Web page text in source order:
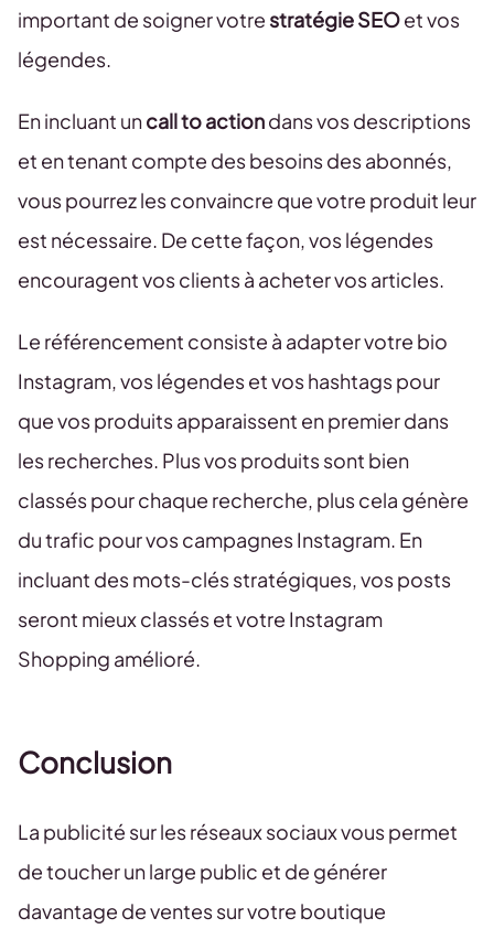
important de soigner votre stratégie SEOet vos
légendes.
En incluant uncall to actiondans vos descriptions
et en tenant compte des besoins des abonnés,
vous pourrez les convaincre que votre produit leur
est nécessaire. De cette façon, vos légendes
encouragent vos clients à acheter vos articles.
Le référencement consiste à adapter votre bio
Instagram, vos légendes et vos hashtags pour
que vos produits apparaissent en premier dans
les recherches. Plus vos produits sont bien
classés pour chaque recherche, plus cela génère
du trafic pour vos campagnes Instagram. En
incluant des mots-clés stratégiques, vos posts
seront mieux classés et votre Instagram
Shopping amélioré.
Conclusion
La publicité sur les réseaux sociaux vous permet
de toucher un large public et de générer
davantage de ventes sur votre boutique